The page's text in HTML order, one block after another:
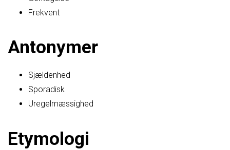
Frekvent
Antonymer
Sjældenhed
Sporadisk
Uregelmæssighed
Etymologi